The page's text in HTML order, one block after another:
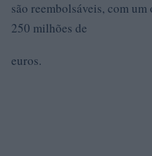
são reembolsáveis, com
250 milhões de
euros.